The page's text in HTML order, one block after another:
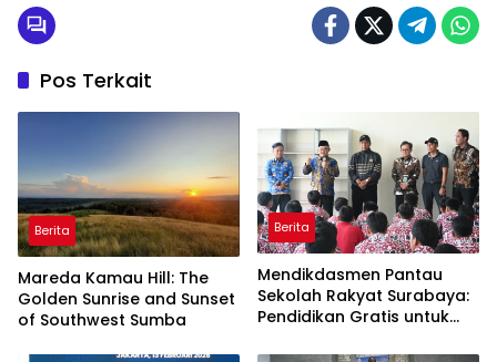
Pos Terkait
Berita
Mareda Kamau Hill: The
Golden Sunrise and Sunset
of Southwest Sumba
Berita
Mendikdasmen Pantau
Sekolah Rakyat Surabaya:
Pendidikan Gratis untuk